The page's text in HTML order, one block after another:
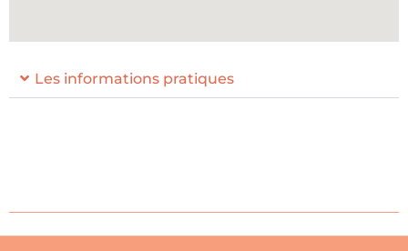
Les informations pratiques